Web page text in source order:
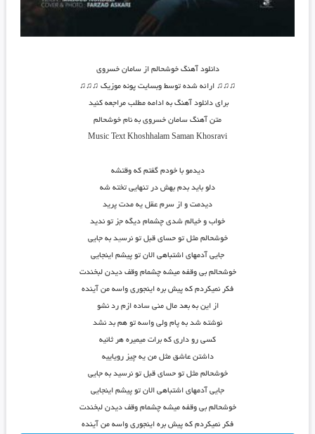
دانلود آهنگ خوشحالم از سامان خسروی
♫♫♫ ارائه شده توسط وبسایت پونه موزیک ♫♫♫
برای دانلود آهنگ به ادامه مطلب مراجعه کنید
متن آهنگ سامان خسروی به نام خوشحالم
Music TextKhoshhalamSaman Khosravi
دیدمو با خودم گفتم که وقتشه
دلو باید بدم بهش در تنهایی تخته شه
دیدمت و از سرم عقل یه مدت پرید
خواب و خیالم شدی چشمام دیگه جز تو ندید
خوشحالم مثل تو حسای قبل تو نرسید به جایی
جایی آدمهای اشتباهی الان تو پیشم اینجایی
خوشحالم بی وقفه میشه چشمام وقف دیدن لبخندت
فکر نمیکردم که پیش بره اینجوری واسه من آینده
از این به بعد مال منی ساده ازم رد نشو
نوشته شد به پام ولی واسه تو هم بد نشد
کسی رو داری که برات میمیره هر ثانیه
داشتن عاشق مثل من یه چیز رویاییه
خوشحالم مثل تو حسای قبل تو نرسید به جایی
جایی آدمهای اشتباهی الان تو پیشم اینجایی
خوشحالم بی وقفه میشه چشمام وقف دیدن لبخندت
فکر نمیکردم که پیش بره اینجوری واسه من آینده